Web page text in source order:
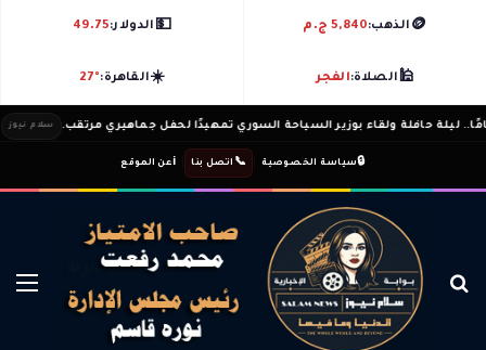
🪙 الذهب:5,840 ج.م 💵 الدولار:49.75
🕌الصلاة:الفجر ☀️القاهرة:27°
سلام نيوز
🔒سياسة الخصوصية 📞 اتصل بنا ℹ️عن الموقع
بحث عن